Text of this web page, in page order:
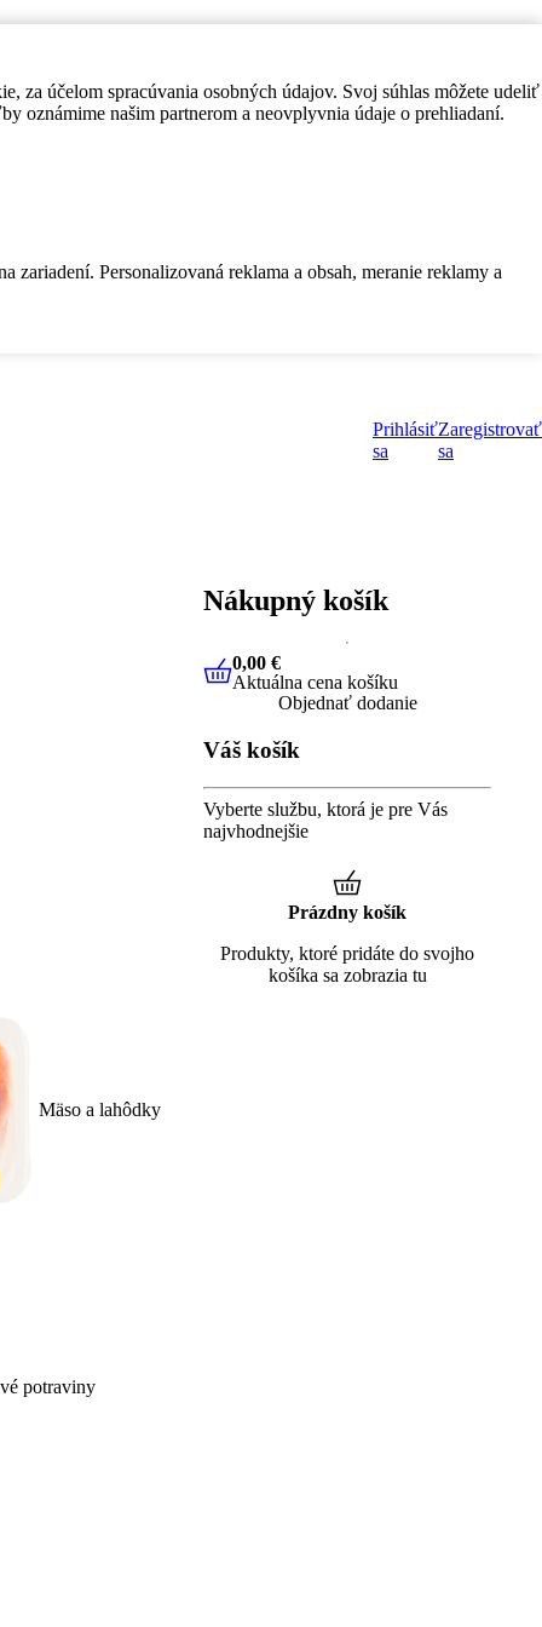
za účelom spracúvania osobných údajov. Svoj súhlas môžete udeliť
oznámime našim partnerom a neovplyvnia údaje o prehliadaní.
Personalizovaná reklama a obsah, meranie reklamy a
Prihlásiť
sa
Zaregistrovať
sa
Mäso a lahôdky
potraviny
Nákupný košík
0,00 €Aktuálna cena košíku
0,00 €
Aktuálna cena košíku
Objednať dodanie
Váš košík
Vyberte službu, ktorá je pre Vás
najvhodnejšie
Prázdny košík
Produkty, ktoré pridáte do svojho
košíka sa zobrazia tu